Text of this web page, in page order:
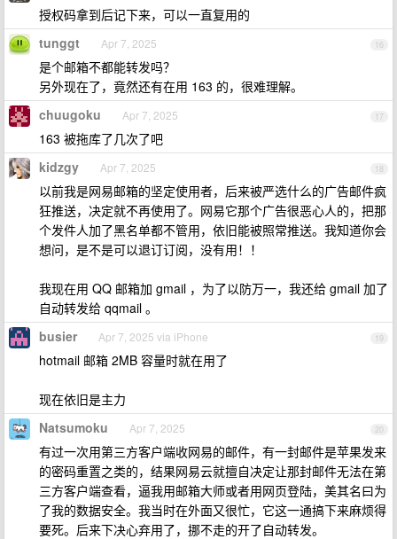
授权码拿到后记下来，可以一直复用的
16
tunggt Apr 7, 2025
是个邮箱不都能转发吗？
另外现在了，竟然还有在用 163 的，很难理解。
17
chuugoku Apr 7, 2025
163 被拖库了几次了吧
18
kidzgy Apr 7, 2025
以前我是网易邮箱的坚定使用者，后来被严选什么的广告邮件疯
狂推送，决定就不再使用了。网易它那个广告很恶心人的，把那
个发件人加了黑名单都不管用，依旧能被照常推送。我知道你会
想问，是不是可以退订订阅，没有用！！
我现在用 QQ 邮箱加 gmail ，为了以防万一，我还给 gmail 加了
自动转发给 qqmail 。
19
busier Apr 7, 2025 via iPhone
hotmail 邮箱 2MB 容量时就在用了
现在依旧是主力
20
Natsumoku Apr 7, 2025
有过一次用第三方客户端收网易的邮件，有一封邮件是苹果发来
的密码重置之类的，结果网易云就擅自决定让那封邮件无法在第
三方客户端查看，逼我用邮箱大师或者用网页登陆，美其名曰为
了我的数据安全。我当时在外面又很忙，它这一通搞下来麻烦得
要死。后来下决心弃用了，挪不走的开了自动转发。